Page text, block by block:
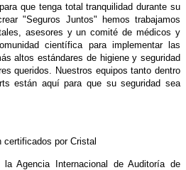
que tenga total tranquilidad durante su
"Seguros Juntos" hemos trabajamos
asesores y un comité de médicos y
científica para implementar las
altos estándares de higiene y seguridad
queridos. Nuestros equipos tanto dentro
están aquí para que su seguridad sea
certificados por Cristal
Agencia Internacional de Auditoría de